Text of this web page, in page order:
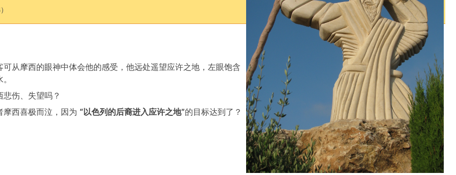
可从摩西的眼神中体会他的感受，他远处遥望应许之地，左眼饱含
悲伤、失望吗？
摩西喜极而泣，因为 “以色列的后裔进入应许之地”的目标达到了？